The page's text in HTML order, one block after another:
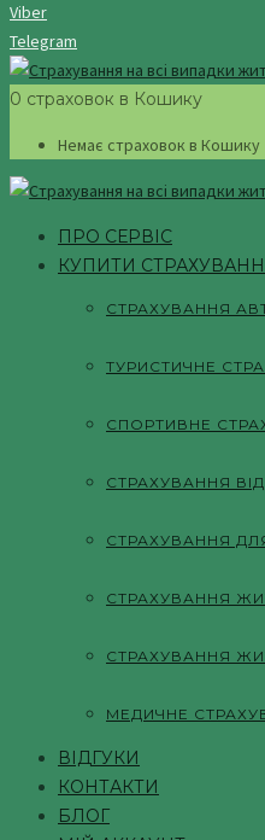
Viber
Telegram
0 страховок в Кошику
Немає страховок в Кошику
ПРО СЕРВІС
КУПИТИ
СТРАХУВАННЯ
ТУРИСТИЧНЕ
СПОРТИВНЕ
СТРАХУВАННЯ
СТРАХУВАННЯ
СТРАХУВАННЯ
СТРАХУВАННЯ
МЕДИЧНЕ
ВІДГУКИ
КОНТАКТИ
БЛОГ